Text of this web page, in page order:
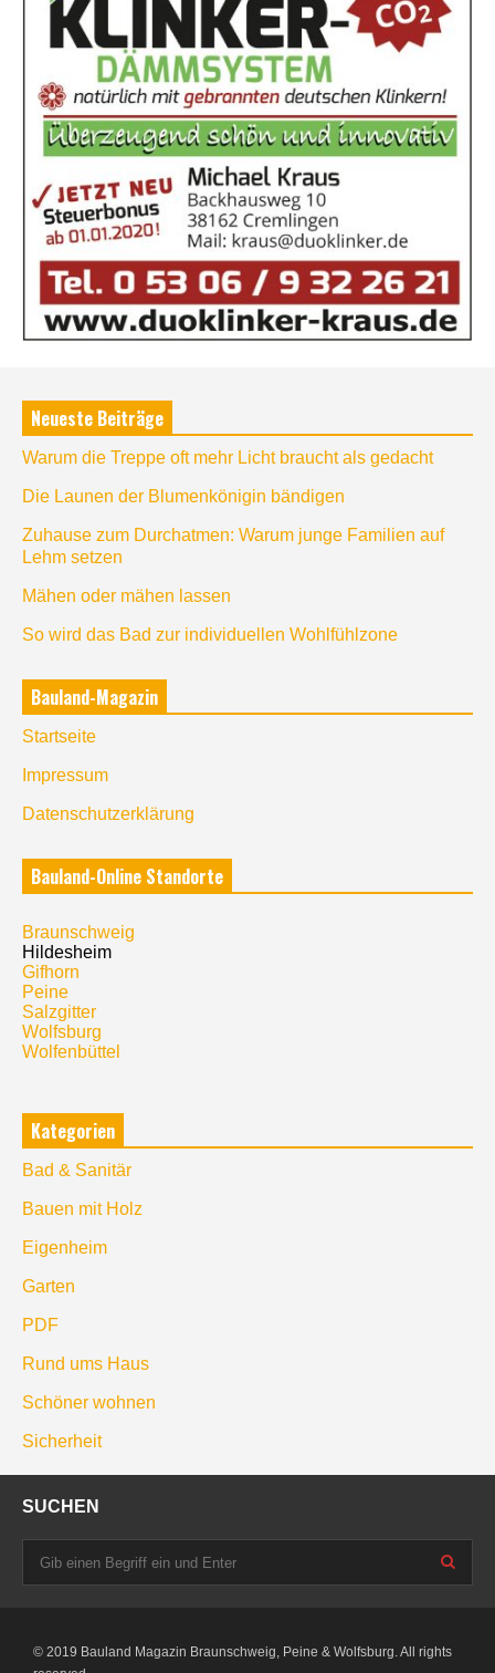
Neueste Beiträge
Warum die Treppe oft mehr Licht braucht als gedacht
Die Launen der Blumenkönigin bändigen
Zuhause zum Durchatmen: Warum junge Familien auf
Lehm setzen
Mähen oder mähen lassen
So wird das Bad zur individuellen Wohlfühlzone
Bauland-Magazin
Startseite
Impressum
Datenschutzerklärung
Bauland-Online Standorte
Braunschweig
Hildesheim
Gifhorn
Peine
Salzgitter
Wolfsburg
Wolfenbüttel
Kategorien
Bad & Sanitär
Bauen mit Holz
Eigenheim
Garten
PDF
Rund ums Haus
Schöner wohnen
Sicherheit
SUCHEN
© 2019 Bauland Magazin Braunschweig, Peine & Wolfsburg. All rights